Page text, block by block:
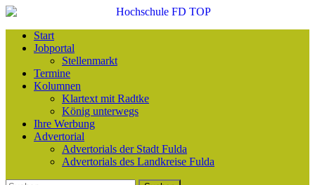
Start
Jobportal
Stellenmarkt
Termine
Kolumnen
Klartext mit Radtke
König unterwegs
Ihre Werbung
Advertorial
Advertorials der Stadt Fulda
Advertorials des Landkreise Fulda